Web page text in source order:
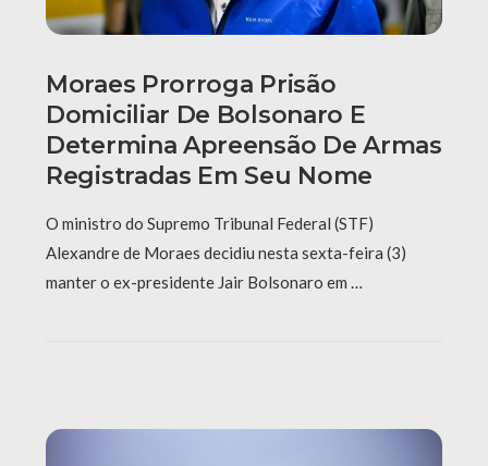
Moraes Prorroga Prisão
Domiciliar De Bolsonaro E
Determina Apreensão De Armas
Registradas Em Seu Nome
O ministro do Supremo Tribunal Federal (STF)
Alexandre de Moraes decidiu nesta sexta-feira (3)
manter o ex-presidente Jair Bolsonaro em …